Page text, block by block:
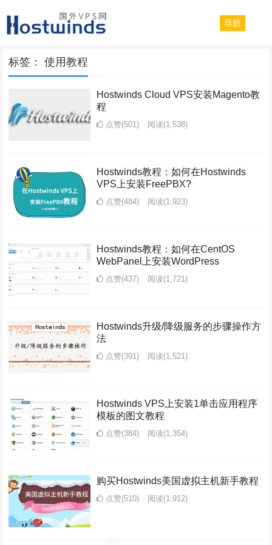
导航
标签：使用教程
Hostwinds Cloud VPS安装Magento教
程
点赞(501) 阅读(1,538)
Hostwinds教程：如何在Hostwinds
VPS上安装FreePBX?
点赞(484) 阅读(1,923)
Hostwinds教程：如何在CentOS
WebPanel上安装WordPress
点赞(437) 阅读(1,721)
Hostwinds升级/降级服务的步骤操作方
法
点赞(391) 阅读(1,521)
Hostwinds VPS上安装1单击应用程序
模板的图文教程
点赞(384) 阅读(1,354)
购买Hostwinds美国虚拟主机新手教程
点赞(510) 阅读(1,912)